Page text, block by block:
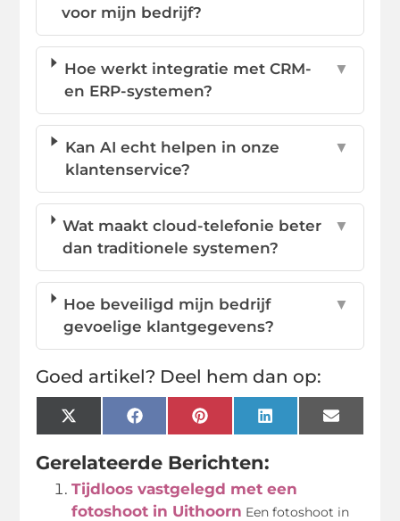
voor mijn bedrijf?
Hoe werkt integratie met CRM-
en ERP-systemen?
▼
Kan AI echt helpen in onze
klantenservice?
▼
Wat maakt cloud-telefonie beter
dan traditionele systemen?
▼
Hoe beveiligd mijn bedrijf
gevoelige klantgegevens?
▼
Goed artikel? Deel hem dan op:
X
(Twitter)
FacebookPinterestLinkedInEmail
Gerelateerde Berichten:
Tijdloos vastgelegd met een
fotoshoot in Uithoorn Een fotoshoot in